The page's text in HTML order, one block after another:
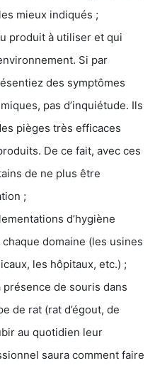
mieux indiqués ;
produit à utiliser et qui
Si par
des symptômes
pas d’inquiétude. Ils
pièges très efficaces
De ce fait, avec ces
de ne plus être
;
d’hygiène
domaine (les usines
les hôpitaux, etc.) ;
de souris dans
de rat (rat d’égout, de
au quotidien leur
saura comment faire